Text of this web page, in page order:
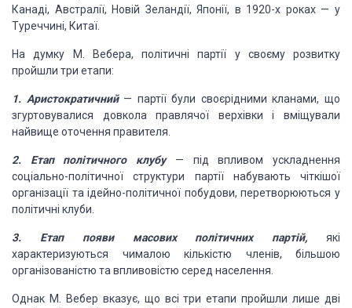
Канаді, Австралії, Новій Зеландії, Японії, в 1920-х роках — у
Туреччині, Китаї.
На думку М. Вебера, політичні партії у своєму розвитку
пройшли три етапи:
1. Аристократичний— партії були своєрідними кланами, що
згуртовувалися довкола правлячої верхівки і вміщували
найвище оточення правителя.
2. Етап політичного клубу— під впливом ускладнення
соціально-політичної структури партії набувають чіткішої
організації та ідейно-політичної побудови, перетворюються у
політичні клуби.
3. Етап появи масових політичних партій,
які
характеризуються чималою кількістю членів, більшою
організованістю та впливовістю серед населення.
Однак М. Вебер вказує, що всі три етапи пройшли лише дві